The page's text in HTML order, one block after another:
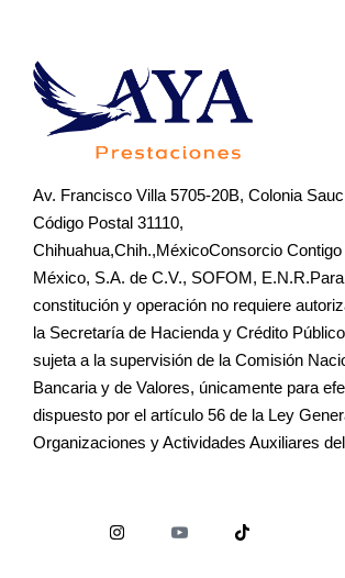
Av. Francisco Villa 5705-20B, Colonia
Código Postal 31110,
Chihuahua,Chih.,MéxicoConsorcio Contigo
México, S.A. de C.V., SOFOM,
constitución y operación no requiere
la Secretaría de Hacienda y Crédito
sujeta a la supervisión de la Comisión
Bancaria y de Valores, únicamente para
dispuesto por el artículo 56 de la Ley
Organizaciones y Actividades Auxiliares